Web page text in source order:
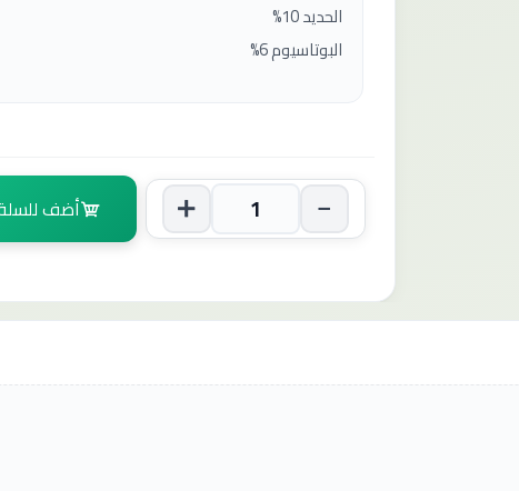
الحديد 10%
البوتاسيوم 6%
أضف